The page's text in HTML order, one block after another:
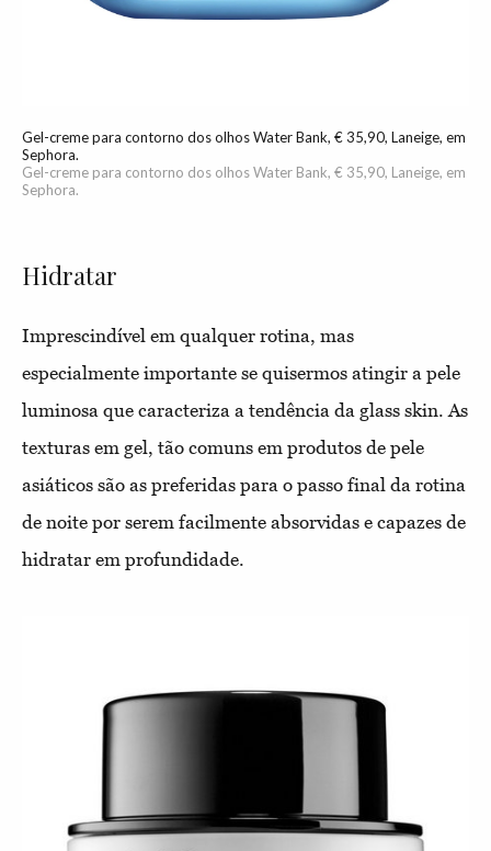
Gel-creme para contorno dos olhos Water Bank, € 35,90, Laneige, em
Sephora.
Gel-creme para contorno dos olhos Water Bank, € 35,90, Laneige, em
Sephora.
Hidratar
Imprescindível em qualquer rotina, mas
especialmente importante se quisermos atingir a pele
luminosa que caracteriza a tendência da glass skin. As
texturas em gel, tão comuns em produtos de pele
asiáticos são as preferidas para o passo final da rotina
de noite por serem facilmente absorvidas e capazes de
hidratar em profundidade.